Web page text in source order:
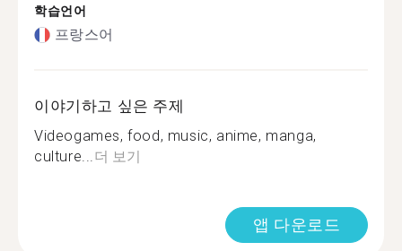
학습언어
프랑스어
이야기하고 싶은 주제
Videogames, food, music, anime, manga,
culture...더 보기
앱 다운로드